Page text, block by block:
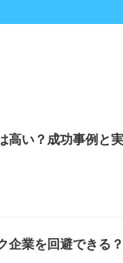
高い？成功事例と
企業を回避できる